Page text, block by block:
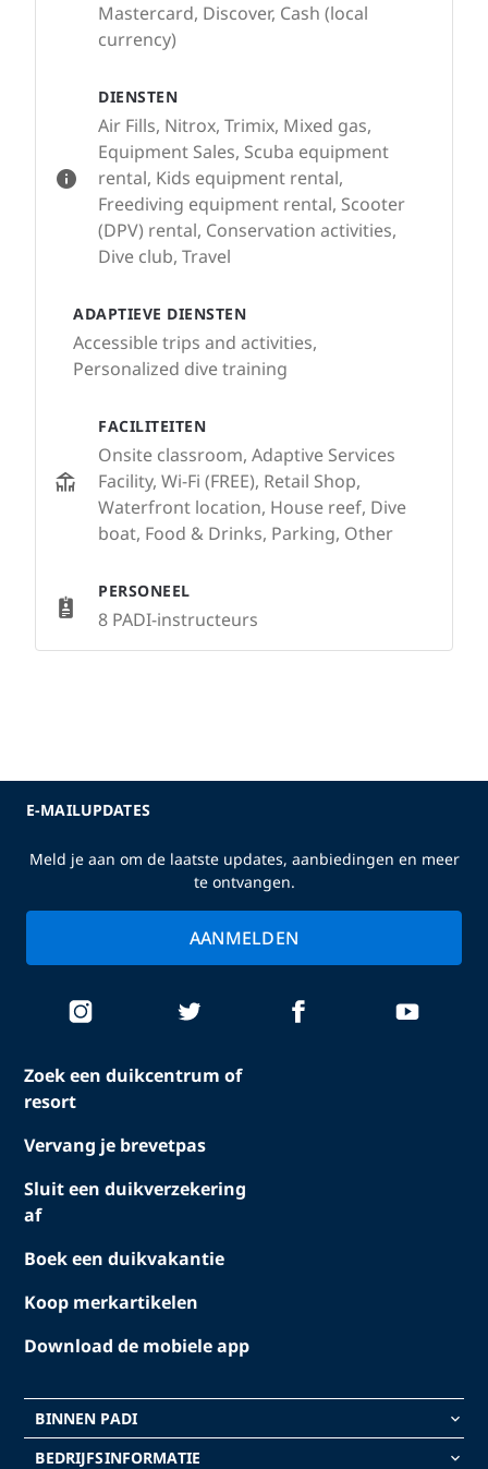
DIENSTEN
Air Fills, Nitrox, Trimix, Mixed gas,
Equipment Sales, Scuba equipment
rental, Kids equipment rental,
Freediving equipment rental, Scooter
(DPV) rental, Conservation activities,
Dive club, Travel
ADAPTIEVE DIENSTEN
Accessible trips and activities,
Personalized dive training
FACILITEITEN
Onsite classroom, Adaptive Services
Facility, Wi-Fi (FREE), Retail Shop,
Waterfront location, House reef, Dive
boat, Food & Drinks, Parking, Other
PERSONEEL
8 PADI-instructeurs
Mastercard, Discover, Cash (local
currency)
Zoek een duikcentrum of
resort
Vervang je brevetpas
Sluit een duikverzekering
af
Boek een duikvakantie
Koop merkartikelen
Download de mobiele app
BINNEN PADI keyboard_arrow_down
BEDRIJFSINFORMATIE keyboard_arrow_down
E-MAILUPDATES
Meld je aan om de laatste updates, aanbiedingen en meer
te ontvangen.
AANMELDEN